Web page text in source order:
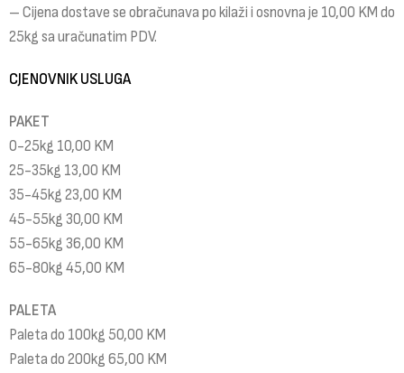
– Cijena dostave se obračunava po kilaži i osnovna je 10,00 KM do
25kg sa uračunatim PDV.
CJENOVNIK USLUGA
PAKET
0-25kg 10,00 KM
25-35kg 13,00 KM
35-45kg 23,00 KM
45-55kg 30,00 KM
55-65kg 36,00 KM
65-80kg 45,00 KM
PALETA
Paleta do 100kg 50,00 KM
Paleta do 200kg 65,00 KM